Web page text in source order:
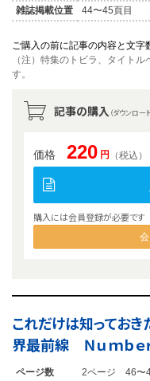
雑誌掲載位置
44〜45頁目
ご購入の前に記事の内容と文字
（注）特集のトビラ、タイト
す。
記事の購入 （ダウンロー
価格 220 円 （税込）
購入には会員登録が必要です
これだけは知ってお
界最前線 Ｎｕｍｂｅ
ページ数
2ページ 46〜